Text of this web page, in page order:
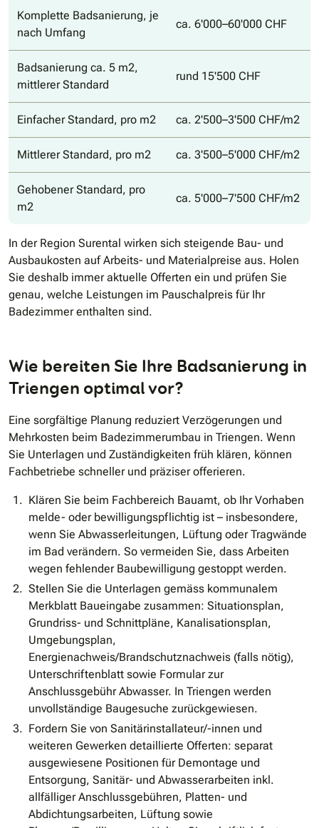
Komplette Badsanierung, je
nach Umfang
ca. 6'000–60'000 CHF
Badsanierung ca. 5 m2,
mittlerer Standard
rund 15'500 CHF
Einfacher Standard, pro m2 ca. 2'500–3'500 CHF/m2
Mittlerer Standard, pro m2 ca. 3'500–5'000 CHF/m2
Gehobener Standard, pro
m2
ca. 5'000–7'500 CHF/m2
In der Region Surental wirken sich steigende Bau- und
Ausbaukosten auf Arbeits- und Materialpreise aus. Holen
Sie deshalb immer aktuelle Offerten ein und prüfen Sie
genau, welche Leistungen im Pauschalpreis für Ihr
Badezimmer enthalten sind.
Wie bereiten Sie Ihre Badsanierung in
Triengen optimal vor?
Eine sorgfältige Planung reduziert Verzögerungen und
Mehrkosten beim Badezimmerumbau in Triengen. Wenn
Sie Unterlagen und Zuständigkeiten früh klären, können
Fachbetriebe schneller und präziser offerieren.
Klären Sie beim Fachbereich Bauamt, ob Ihr Vorhaben
melde- oder bewilligungspflichtig ist – insbesondere,
wenn Sie Abwasserleitungen, Lüftung oder Tragwände
im Bad verändern. So vermeiden Sie, dass Arbeiten
wegen fehlender Baubewilligung gestoppt werden.
Stellen Sie die Unterlagen gemäss kommunalem
Merkblatt Baueingabe zusammen: Situationsplan,
Grundriss- und Schnittpläne, Kanalisationsplan,
Umgebungsplan,
Energienachweis/Brandschutznachweis (falls nötig),
Unterschriftenblatt sowie Formular zur
Anschlussgebühr Abwasser. In Triengen werden
unvollständige Baugesuche zurückgewiesen.
Fordern Sie von Sanitärinstallateur/-innen und
weiteren Gewerken detaillierte Offerten: separat
ausgewiesene Positionen für Demontage und
Entsorgung, Sanitär- und Abwasserarbeiten inkl.
allfälliger Anschlussgebühren, Platten- und
Abdichtungsarbeiten, Lüftung sowie